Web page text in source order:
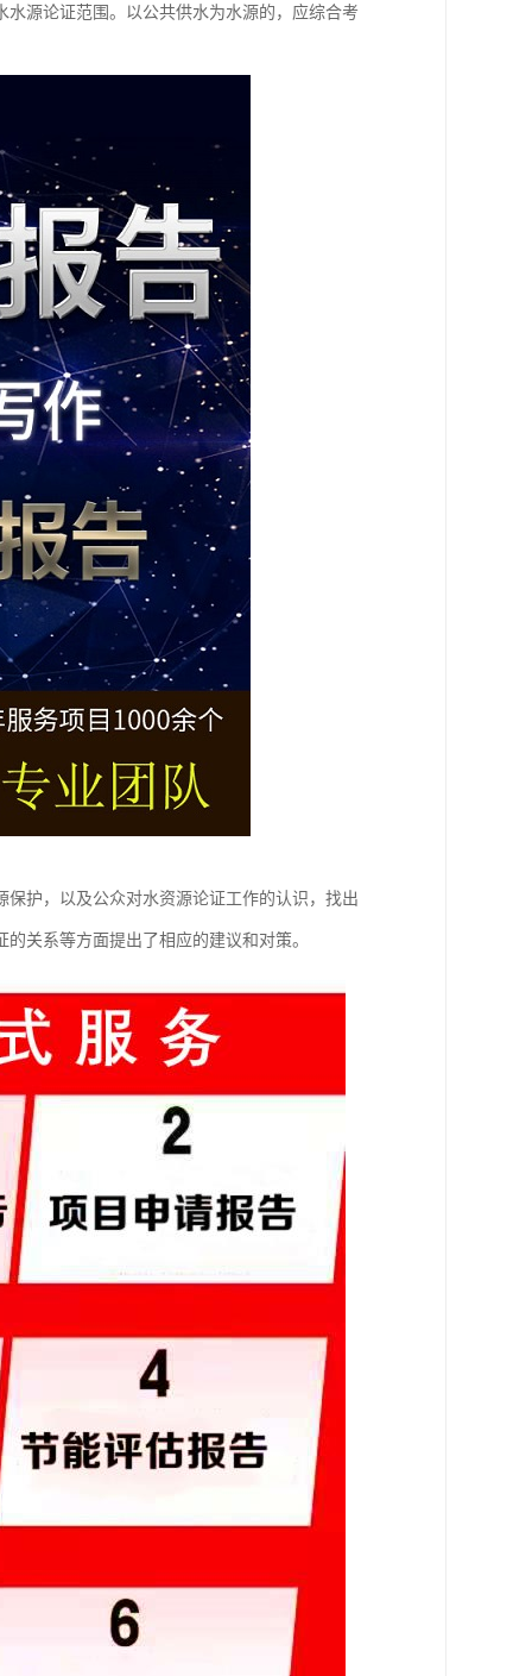
源论证范围。以公共供水为水源的，应综合考
护，以及公众对水资源论证工作的认识，找出
关系等方面提出了相应的建议和对策。